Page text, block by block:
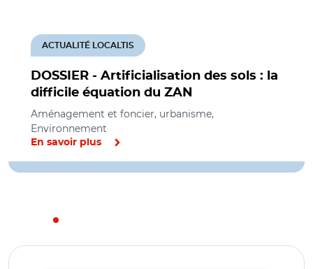
DOSSIER - Artificialisation des sols : la
difficile équation du ZAN
ACTUALITÉ LOCALTIS
Aménagement et foncier, urbanisme,
Environnement
En savoir plus